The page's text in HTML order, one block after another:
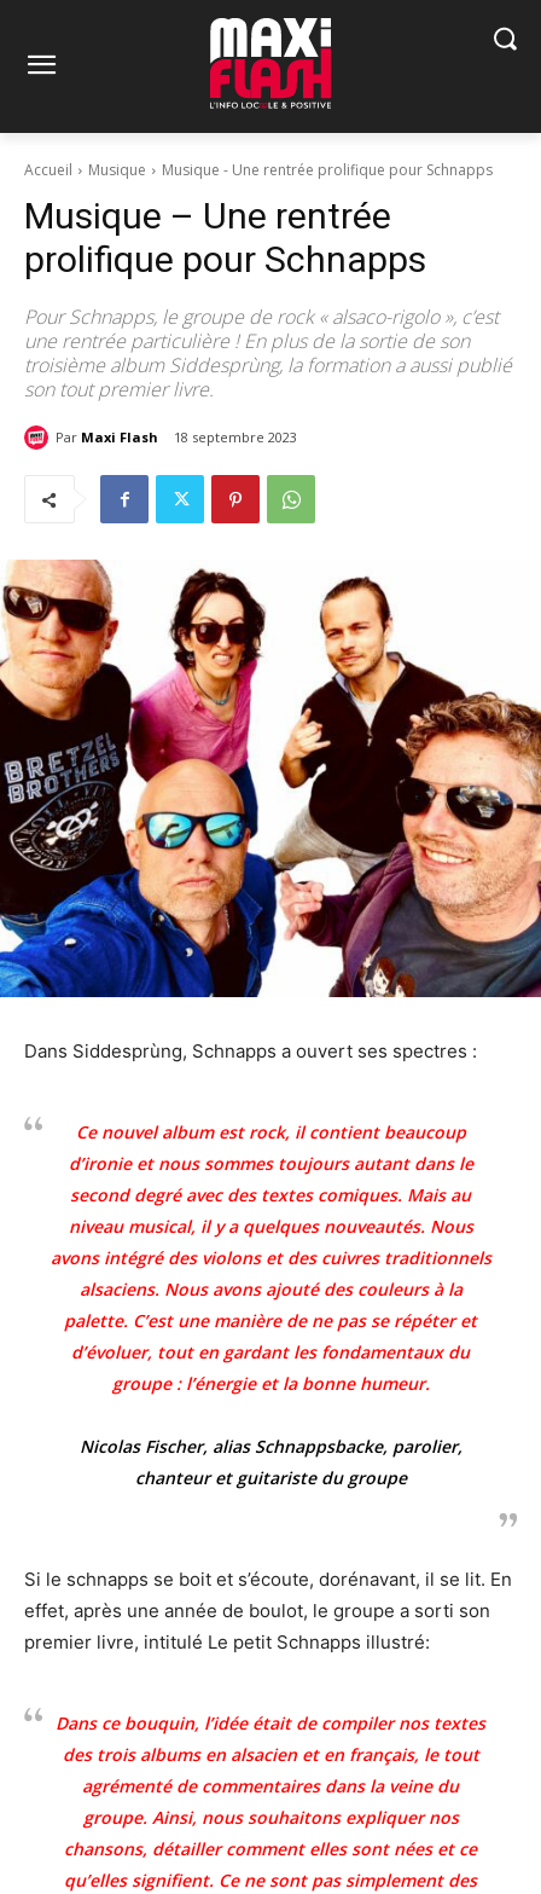
Accueil Musique Musique - Une rentrée prolifique pour Schnapps
Musique – Une rentrée
prolifique pour Schnapps
Pour Schnapps, le groupe de rock « alsaco-rigolo », c’est
une rentrée particulière ! En plus de la sortie de son
troisième album Siddesprùng, la formation a aussi publié
son tout premier livre.
Par Maxi Flash 18 septembre 2023
Dans Siddesprùng, Schnapps a ouvert ses spectres :
Ce nouvel album est rock, il contient beaucoup
d’ironie et nous sommes toujours autant dans le
second degré avec des textes comiques. Mais au
niveau musical, il y a quelques nouveautés. Nous
avons intégré des violons et des cuivres traditionnels
alsaciens. Nous avons ajouté des couleurs à la
palette. C’est une manière de ne pas se répéter et
d’évoluer, tout en gardant les fondamentaux du
groupe : l’énergie et la bonne humeur.
Nicolas Fischer, alias Schnappsbacke, parolier,
chanteur et guitariste du groupe
Si le schnapps se boit et s’écoute, dorénavant, il se lit. En
effet, après une année de boulot, le groupe a sorti son
premier livre, intitulé Le petit Schnapps illustré:
Dans ce bouquin, l’idée était de compiler nos textes
des trois albums en alsacien et en français, le tout
agrémenté de commentaires dans la veine du
groupe. Ainsi, nous souhaitons expliquer nos
chansons, détailler comment elles sont nées et ce
qu’elles signifient. Ce ne sont pas simplement des